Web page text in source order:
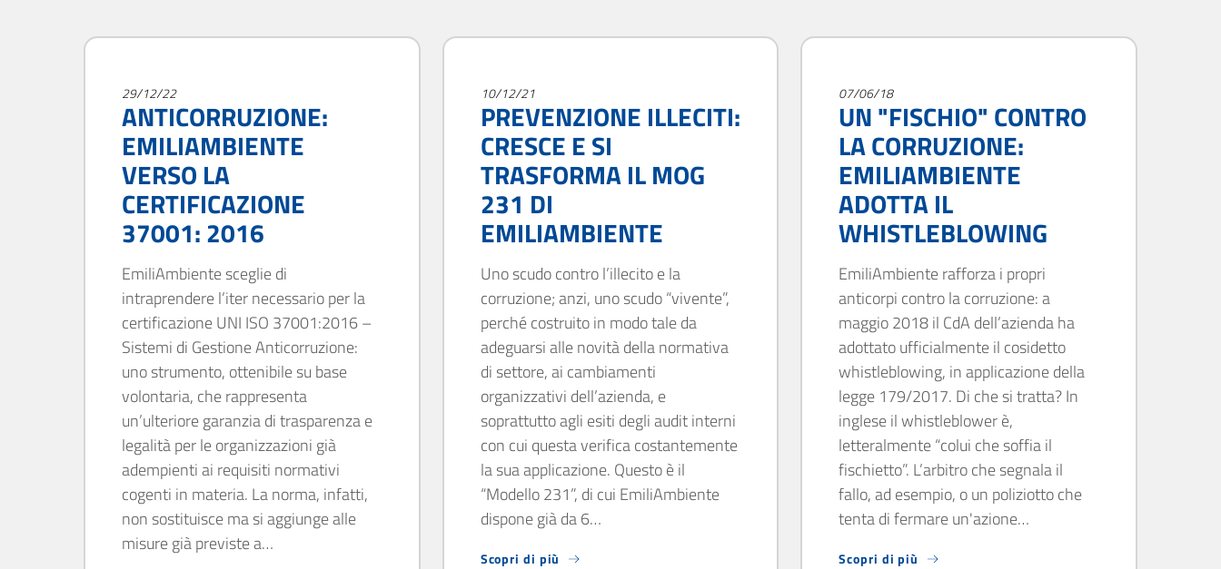
29/12/22
ANTICORRUZIONE:
EMILIAMBIENTE
VERSO LA
CERTIFICAZIONE
37001: 2016
EmiliAmbiente sceglie di
intraprendere l’iter necessario per la
certificazione UNI ISO 37001:2016 –
Sistemi di Gestione Anticorruzione:
uno strumento, ottenibile su base
volontaria, che rappresenta
un’ulteriore garanzia di trasparenza e
legalità per le organizzazioni già
adempienti ai requisiti normativi
cogenti in materia. La norma, infatti,
non sostituisce ma si aggiunge alle
misure già previste a…
10/12/21
PREVENZIONE ILLECITI:
CRESCE E SI
TRASFORMA IL MOG
231 DI
EMILIAMBIENTE
Uno scudo contro l’illecito e la
corruzione; anzi, uno scudo “vivente”,
perché costruito in modo tale da
adeguarsi alle novità della normativa
di settore, ai cambiamenti
organizzativi dell’azienda, e
soprattutto agli esiti degli audit interni
con cui questa verifica costantemente
la sua applicazione. Questo è il
“Modello 231”, di cui EmiliAmbiente
dispone già da 6…
Scopri di più
07/06/18
UN "FISCHIO" CONTRO
LA CORRUZIONE:
EMILIAMBIENTE
ADOTTA IL
WHISTLEBLOWING
EmiliAmbiente rafforza i propri
anticorpi contro la corruzione: a
maggio 2018 il CdA dell’azienda ha
adottato ufficialmente il cosidetto
whistleblowing, in applicazione della
legge 179/2017. Di che si tratta? In
inglese il whistleblower è,
letteralmente “colui che soffia il
fischietto”. L’arbitro che segnala il
fallo, ad esempio, o un poliziotto che
tenta di fermare un'azione…
Scopri di più